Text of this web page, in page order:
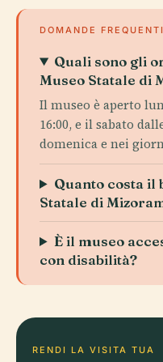
DOMANDE FREQUENTI
Quali sono gli
Museo Statale di
Il museo è aperto
16:00, e il sabato
domenica e nei
Quanto costa il
Statale di
È il museo
con disabilità?
RENDI LA VISITA TUA